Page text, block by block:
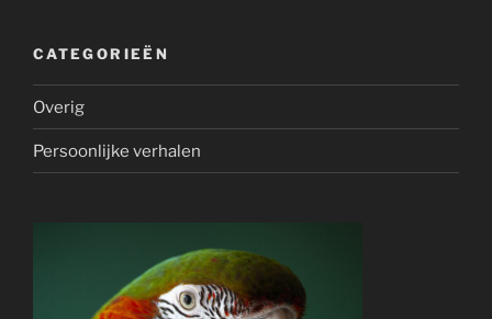
CATEGORIEËN
Overig
Persoonlijke verhalen